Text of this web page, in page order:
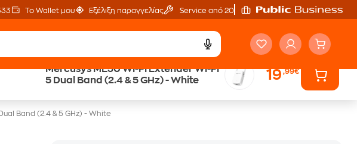
Το Wallet μου Εξέλιξη παραγγελίας Service από 20'
Mercusys ME30 Wi-Fi Extender Wi-Fi
5 Dual Band (2.4 & 5 GHz) - White
19,99€
επιστροφή € Άτοκες Δόσεις
Band (2.4 & 5 GHz) - White